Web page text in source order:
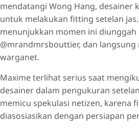
mendatangi Wong Hang, desainer
untuk melakukan fitting setelan
menunjukkan momen ini diunggah
@mrandmrsbouttier, dan
warganet.
Maxime terlihat serius saat
desainer dalam pengukuran
memicu spekulasi netizen, karena
diasosiasikan dengan persiapan